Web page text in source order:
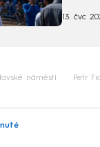
13. čvc
náměstí Petr